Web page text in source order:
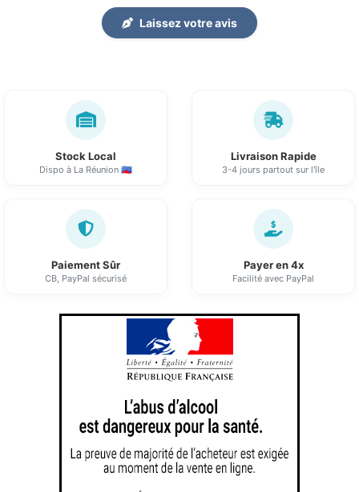
Laissez votre avis
Stock Local
Dispo à La Réunion 🇷🇪
Livraison Rapide
3-4 jours partout sur l'île
Paiement Sûr
CB, PayPal sécurisé
Payer en 4x
Facilité avec PayPal